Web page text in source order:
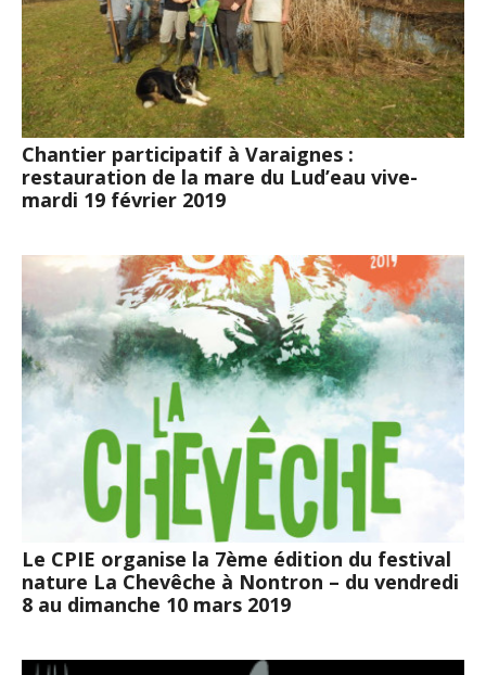
Chantier participatif à Varaignes :
restauration de la mare du Lud’eau vive-
mardi 19 février 2019
Le CPIE organise la 7ème édition du festival
nature La Chevêche à Nontron – du vendredi
8 au dimanche 10 mars 2019